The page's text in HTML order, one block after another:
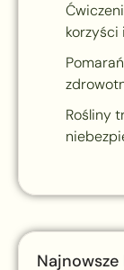
korzyści
Rośliny